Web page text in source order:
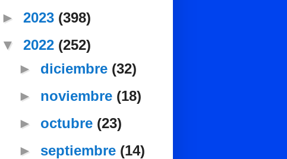
► 2023 (398)
▼ 2022 (252)
► diciembre (32)
► noviembre (18)
► octubre (23)
► septiembre (14)